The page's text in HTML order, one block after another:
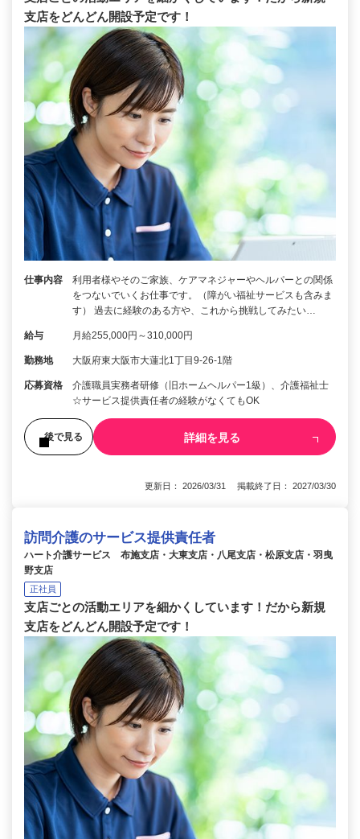
支店をどんどん開設予定です！
仕事内容
利用者様やそのご家族、ケアマネジャーやヘルパーとの関係
をつないでいくお仕事です。（障がい福祉サービスも含みま
す） 過去に経験のある方や、これから挑戦してみたい…
給与 月給255,000円～310,000円
勤務地 大阪府東大阪市大蓮北1丁目9-26-1階
応募資格
介護職員実務者研修（旧ホームヘルパー1級）、介護福祉士
☆サービス提供責任者の経験がなくてもOK
後で見る 詳細を見る
更新日： 2026/03/31 掲載終了日： 2027/03/30
訪問介護のサービス提供責任者
ハート介護サービス 布施支店・大東支店・八尾支店・松原支店・羽曳
野支店
正社員
支店ごとの活動エリアを細かくしています！だから新規
支店をどんどん開設予定です！